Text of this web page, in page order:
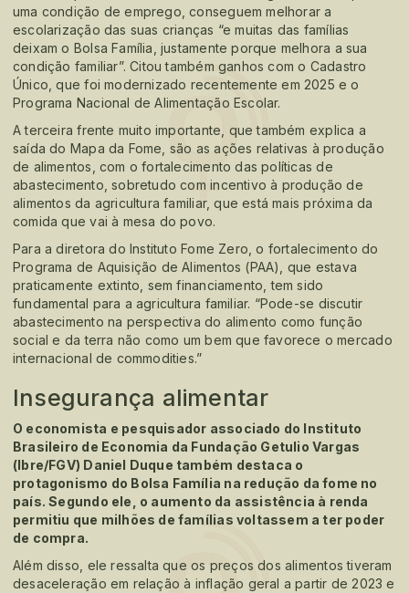
uma condição de emprego, conseguem melhorar a
escolarização das suas crianças “e muitas das famílias
deixam o Bolsa Família, justamente porque melhora a sua
condição familiar”. Citou também ganhos com o Cadastro
Único, que foi modernizado recentemente em 2025 e o
Programa Nacional de Alimentação Escolar.
A terceira frente muito importante, que também explica a
saída do Mapa da Fome, são as ações relativas à produção
de alimentos, com o fortalecimento das políticas de
abastecimento, sobretudo com incentivo à produção de
alimentos da agricultura familiar, que está mais próxima da
comida que vai à mesa do povo.
Para a diretora do Instituto Fome Zero, o fortalecimento do
Programa de Aquisição de Alimentos (PAA), que estava
praticamente extinto, sem financiamento, tem sido
fundamental para a agricultura familiar. “Pode-se discutir
abastecimento na perspectiva do alimento como função
social e da terra não como um bem que favorece o mercado
internacional de commodities.”
Insegurança alimentar
O economista e pesquisador associado do Instituto
Brasileiro de Economia da Fundação Getulio Vargas
(Ibre/FGV) Daniel Duque também destaca o
protagonismo do Bolsa Família na redução da fome no
país. Segundo ele, o aumento da assistência à renda
permitiu que milhões de famílias voltassem a ter poder
de compra.
Além disso, ele ressalta que os preços dos alimentos tiveram
desaceleração em relação à inflação geral a partir de 2023 e